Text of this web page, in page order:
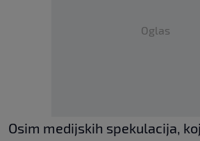
Oglas
Osim medijskih spekulacija,